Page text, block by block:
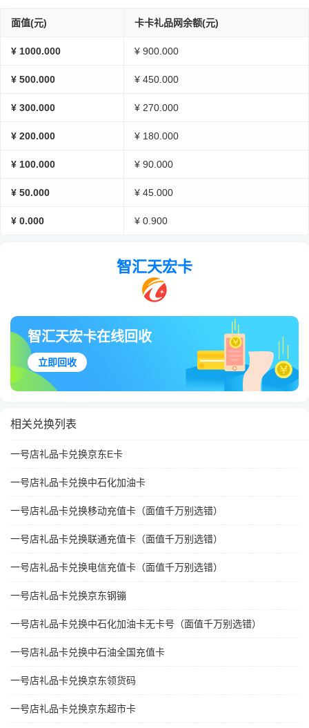
面值(元) 卡卡礼品网余额(元)
¥ 1000.000 ¥ 900.000
¥ 500.000 ¥ 450.000
¥ 300.000 ¥ 270.000
¥ 200.000 ¥ 180.000
¥ 100.000 ¥ 90.000
¥ 50.000 ¥ 45.000
¥ 0.000 ¥ 0.900
智汇天宏卡
智汇天宏卡在线回收
立即回收
相关兑换列表
一号店礼品卡兑换京东E卡
一号店礼品卡兑换中石化加油卡
一号店礼品卡兑换移动充值卡（面值千万别选错）
一号店礼品卡兑换联通充值卡（面值千万别选错）
一号店礼品卡兑换电信充值卡（面值千万别选错）
一号店礼品卡兑换京东钢镚
一号店礼品卡兑换中石化加油卡无卡号（面值千万别选错）
一号店礼品卡兑换中石油全国充值卡
一号店礼品卡兑换京东领货码
一号店礼品卡兑换京东超市卡